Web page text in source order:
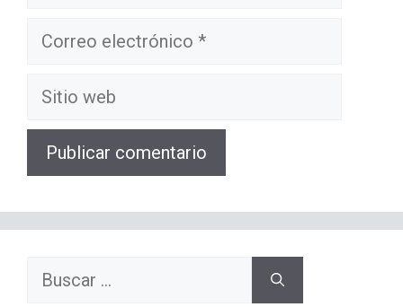
Correo
Sitio
Buscar: